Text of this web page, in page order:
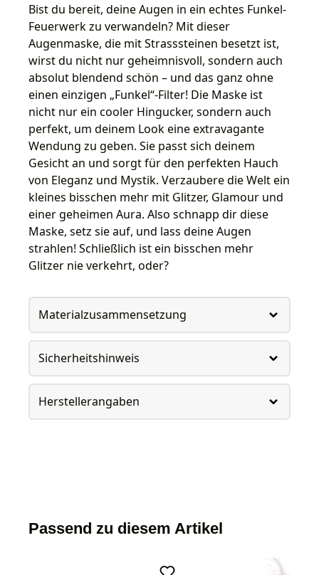
Bist du bereit, deine Augen in ein echtes Funkel-
Feuerwerk zu verwandeln? Mit dieser
Augenmaske, die mit Strasssteinen besetzt ist,
wirst du nicht nur geheimnisvoll, sondern auch
absolut blendend schön – und das ganz ohne
einen einzigen „Funkel“-Filter! Die Maske ist
nicht nur ein cooler Hingucker, sondern auch
perfekt, um deinem Look eine extravagante
Wendung zu geben. Sie passt sich deinem
Gesicht an und sorgt für den perfekten Hauch
von Eleganz und Mystik. Verzaubere die Welt ein
kleines bisschen mehr mit Glitzer, Glamour und
einer geheimen Aura. Also schnapp dir diese
Maske, setz sie auf, und lass deine Augen
strahlen! Schließlich ist ein bisschen mehr
Glitzer nie verkehrt, oder?
Materialzusammensetzung
Sicherheitshinweis
Herstellerangaben
Passend zu diesem Artikel